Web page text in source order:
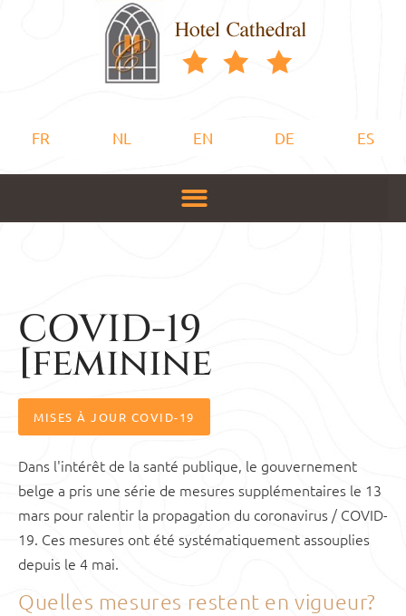
FR NL EN DE ES
COVID-19
[feminine
MISES À JOUR COVID-19
Dans l'intérêt de la santé publique, le gouvernement
belge a pris une série de mesures supplémentaires le 13
mars pour ralentir la propagation du coronavirus / COVID-
19. Ces mesures ont été systématiquement assouplies
depuis le 4 mai.
Quelles mesures restent en vigueur?